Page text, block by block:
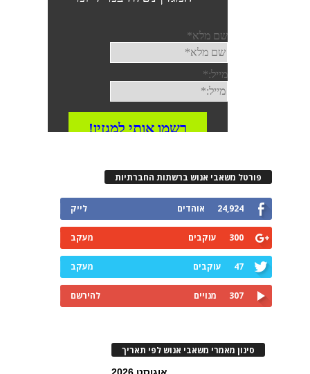
פורטל משאבי אנוש ברשתות החברתיות
24,924 אוהדים לייק
300 עוקבים מעקב
47 עוקבים מעקב
307 מנויים להירשם
סינון מאמרי משאבי אנוש לפי תאריך